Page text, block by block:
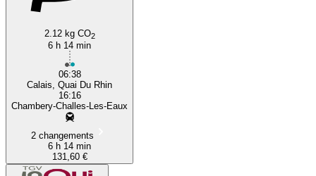
2.12 kg CO2
6 h 14 min
06:38
Calais, Quai Du Rhin
16:16
Chambery-Challes-Les-Eaux
2 changements
6 h 14 min
131,60 €